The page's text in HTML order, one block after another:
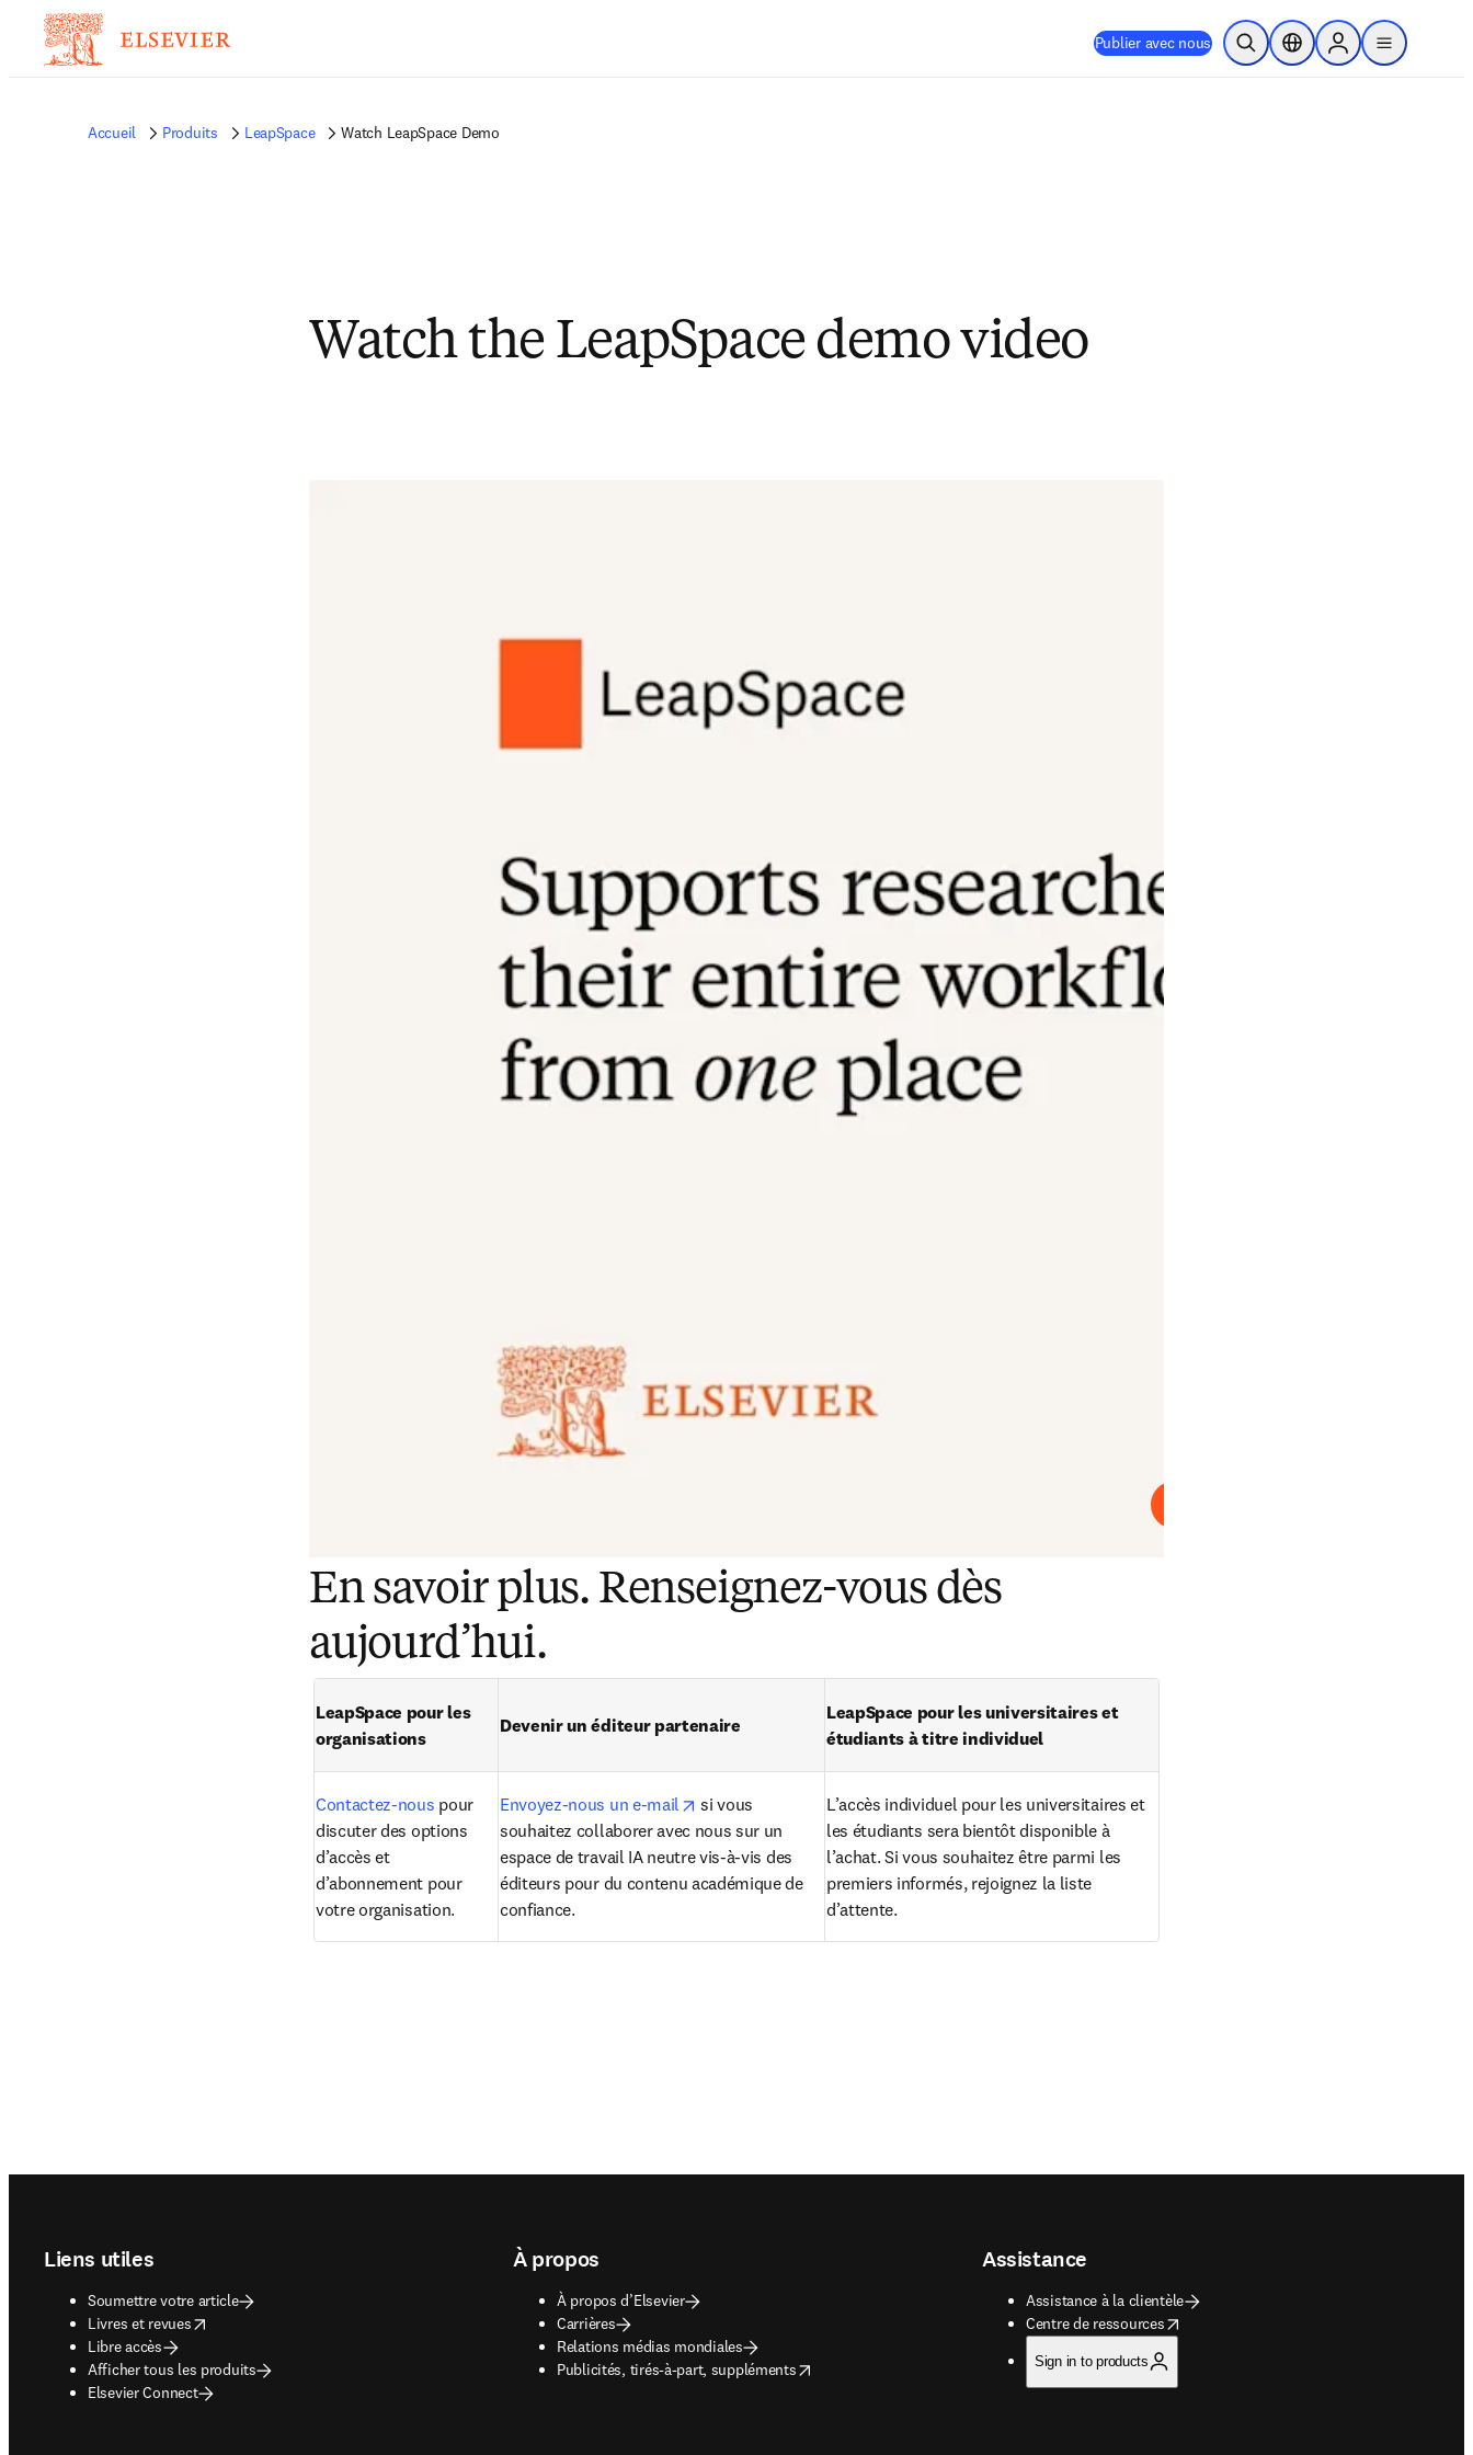
Publier avec nous Ouvrir la recherche
Sélecteur de localisation
Sign in to products
menu
Accueil Produits LeapSpace Watch LeapSpace Demo
Watch the LeapSpace demo video
En savoir plus. Renseignez-vous dès
aujourd’hui.
LeapSpace pour les
organisations
Devenir un éditeur partenaire
LeapSpace pour les universitaires et
étudiants à titre individuel
Contactez-nous pour
discuter des options
d’accès et
d’abonnement pour
votre organisation.
Envoyez-nous un e-mail opens in new tab/window
si vous
souhaitez collaborer avec nous sur un
espace de travail IA neutre vis-à-vis des
éditeurs pour du contenu académique de
confiance.
L’accès individuel pour les universitaires et
les étudiants sera bientôt disponible à
l’achat. Si vous souhaitez être parmi les
premiers informés, rejoignez la liste
d’attente.
Liens utiles
Soumettre votre article
Livres et revues
opens in new tab/window
Libre accès
Afficher tous les produits
Elsevier Connect
À propos
À propos d’Elsevier
Carrières
Relations médias mondiales
Publicités, tirés-à-part, suppléments
opens in new tab/window
Assistance
Assistance à la clientèle
Centre de ressources
opens in new tab/window
Sign in to products